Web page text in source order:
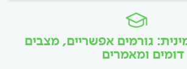
גורמים אפשריים, מצבים
דומים ומאמרים